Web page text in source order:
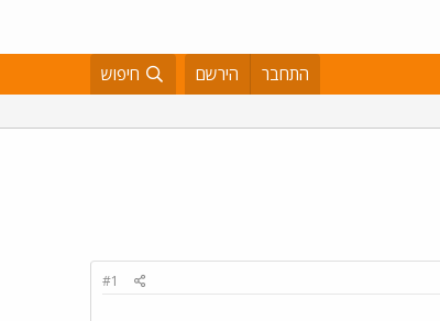
התחבר הירשם חיפוש
#1